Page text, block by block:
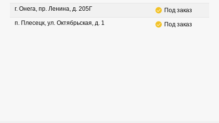
г. Онега, пр. Ленина, д. 205Г
Под заказ
п. Плесецк, ул. Октябрьская, д. 1
Под заказ